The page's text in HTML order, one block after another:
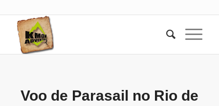
Voo de Parasail no Rio de